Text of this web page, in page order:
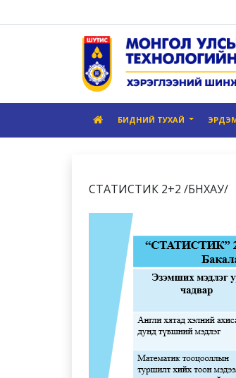
БИДНИЙ ТУХАЙ
СТАТИСТИК 2+2 /БНХАУ/